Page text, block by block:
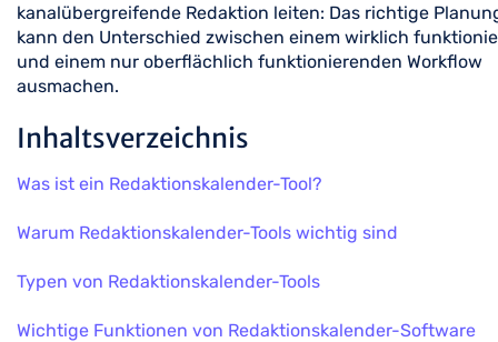
kanalübergreifende Redaktion leiten: Das richtige
kann den Unterschied zwischen einem wirklich
und einem nur oberflächlich funktionierenden Workflow
ausmachen.
Inhaltsverzeichnis
Was ist ein Redaktionskalender-Tool?
Warum Redaktionskalender-Tools wichtig sind
Typen von Redaktionskalender-Tools
Wichtige Funktionen von Redaktionskalender-Software